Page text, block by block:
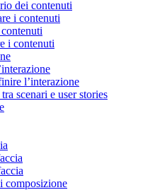
dei contenuti
i contenuti
i contenuti
l’interazione
scenari e user stories
composizione